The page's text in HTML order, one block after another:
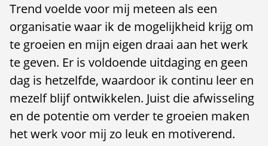
Trend voelde voor mij meteen als een
organisatie waar ik de mogelijkheid krijg om
te groeien en mijn eigen draai aan het werk
te geven. Er is voldoende uitdaging en geen
dag is hetzelfde, waardoor ik continu leer en
mezelf blijf ontwikkelen. Juist die afwisseling
en de potentie om verder te groeien maken
het werk voor mij zo leuk en motiverend.